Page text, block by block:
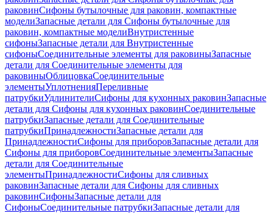
раковинСифоны бутылочные для раковин, компактные
моделиЗапасные детали для Сифоны бутылочные для
раковин, компактные моделиВнутристенные
сифоныЗапасные детали для Внутристенные
сифоныСоединительные элементы для раковиныЗапасные
детали для Соединительные элементы для
раковиныОблицовкаСоединительные
элементыУплотненияПереливные
патрубкиУдлинителиСифоны для кухонных раковинЗапасные
детали для Сифоны для кухонных раковинСоединительные
патрубкиЗапасные детали для Соединительные
патрубкиПринадлежностиЗапасные детали для
ПринадлежностиСифоны для приборовЗапасные детали для
Сифоны для приборовСоединительные элементыЗапасные
детали для Соединительные
элементыПринадлежностиСифоны для сливных
раковинЗапасные детали для Сифоны для сливных
раковинСифоныЗапасные детали для
СифоныСоединительные патрубкиЗапасные детали для